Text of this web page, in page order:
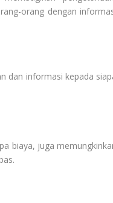
orang dengan
dan informasi kepada
biaya, juga